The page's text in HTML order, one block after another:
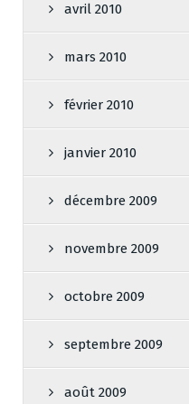
avril 2010
mars 2010
février 2010
janvier 2010
décembre 2009
novembre 2009
octobre 2009
septembre 2009
août 2009